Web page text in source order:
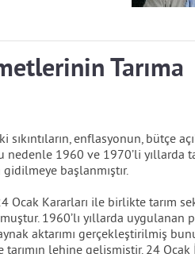
Tarıma
enflasyonun, bütçe
nedenle 1960 ve 1970’li yıllarda
başlanmıştır.
Ocak Kararları ile birlikte tarım
1960’lı yıllarda uygulanan
aktarımı gerçekleştirilmiş
lehine gelişmiştir. 24